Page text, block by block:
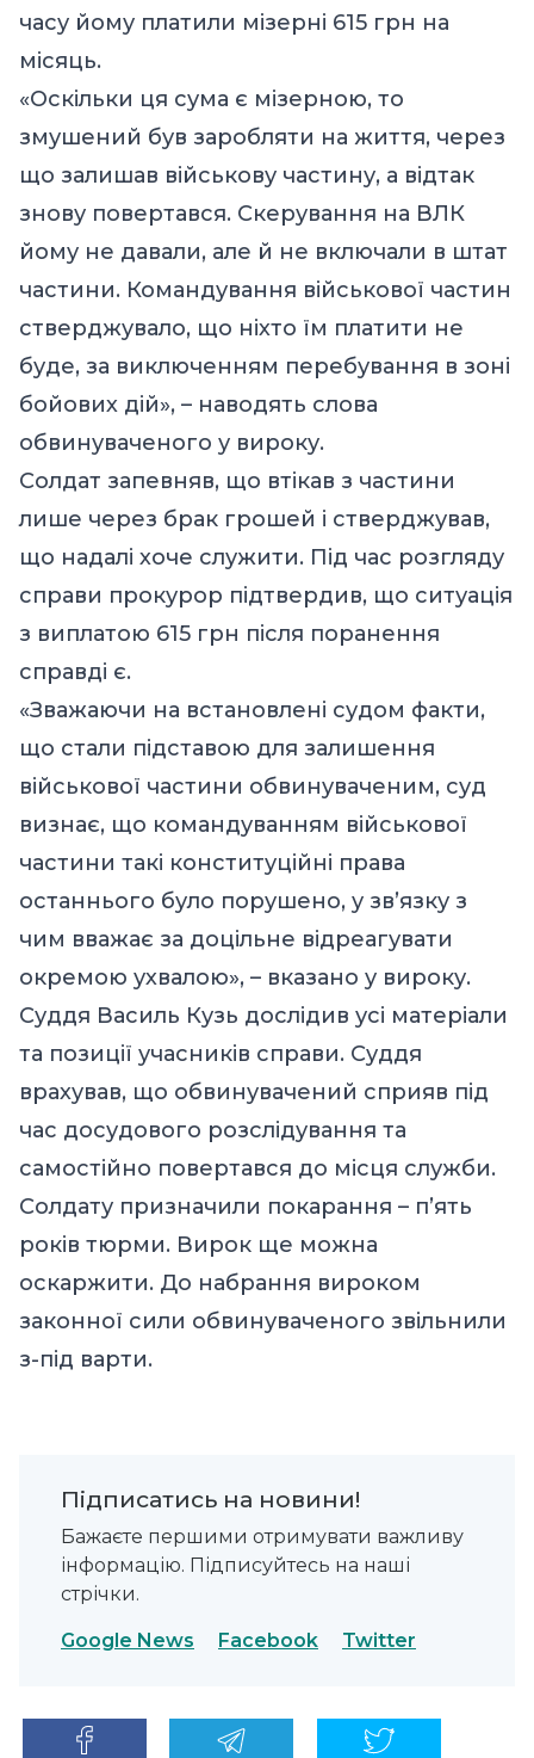
часу йому платили мізерні 615 грн на
місяць.
«Оскільки ця сума є мізерною, то
змушений був заробляти на життя, через
що залишав військову частину, а відтак
знову повертався. Скерування на ВЛК
йому не давали, але й не включали в штат
частини. Командування військової частин
стверджувало, що ніхто їм платити не
буде, за виключенням перебування в зоні
бойових дій», – наводять слова
обвинуваченого у вироку.
Солдат запевняв, що втікав з частини
лише через брак грошей і стверджував,
що надалі хоче служити. Під час розгляду
справи прокурор підтвердив, що ситуація
з виплатою 615 грн після поранення
справді є.
«Зважаючи на встановлені судом факти,
що стали підставою для залишення
військової частини обвинуваченим, суд
визнає, що командуванням військової
частини такі конституційні права
останнього було порушено, у зв’язку з
чим вважає за доцільне відреагувати
окремою ухвалою», – вказано у вироку.
Суддя Василь Кузь дослідив усі матеріали
та позиції учасників справи. Суддя
врахував, що обвинувачений сприяв під
час досудового розслідування та
самостійно повертався до місця служби.
Солдату призначили покарання – п’ять
років тюрми. Вирок ще можна
оскаржити. До набрання вироком
законної сили обвинуваченого звільнили
з-під варти.
Підписатись на новини!
Бажаєте першими отримувати важливу
інформацію. Підписуйтесь на наші
стрічки.
Google News Facebook Twitter